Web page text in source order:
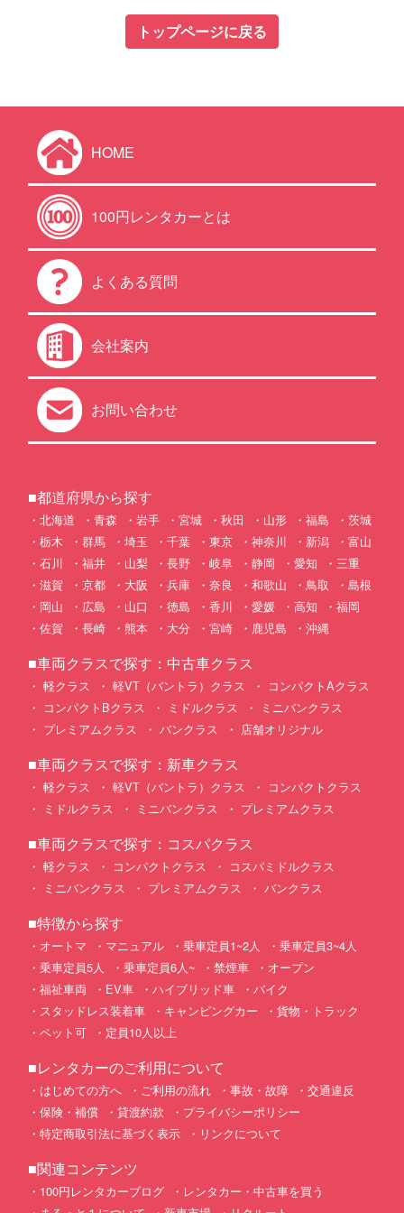
トップページに戻る
HOME
100円レンタカーとは
よくある質問
会社案内
お問い合わせ
■都道府県から探す
北海道 青森 岩手 宮城 秋田 山形 福島
茨城
栃木
群馬 埼玉 千葉 東京 神奈川 新潟
富山
石川
福井 山梨 長野 岐阜 静岡 愛知
三重
滋賀
京都 大阪 兵庫 奈良 和歌山 鳥取
島根
岡山
広島 山口 徳島 香川 愛媛 高知
福岡
佐賀
長崎 熊本 大分 宮崎 鹿児島 沖縄
■車両クラスで探す：中古車クラス
軽クラス 軽VT（バントラ）クラス
コンパクトAクラス
コンパクトBクラス
ミドルクラス
ミニバンクラス
プレミアムクラス
バンクラス 店舗オリジナル
■車両クラスで探す：新車クラス
軽クラス 軽VT（バントラ）クラス
コンパクトクラス
ミドルクラス
ミニバンクラス プレミアムクラス
■車両クラスで探す：コスパクラス
軽クラス コンパクトクラス
コスパミドルクラス
ミニバンクラス
プレミアムクラス バンクラス
■特徴から探す
オートマ マニュアル 乗車定員1~2人
乗車定員3~4人
乗車定員5人
乗車定員6人~ 禁煙車
オープン
福祉車両
EV車 ハイブリッド車
バイク
スタッドレス装着車
キャンピングカー
貨物・トラック
ペット可
定員10人以上
■レンタカーのご利用について
はじめての方へ ご利用の流れ 事故・故障
交通違反
保険・補償
貸渡約款
プライバシーポリシー
特定商取引法に基づく表示
リンクについて
■関連コンテンツ
100円レンタカーブログ
レンタカー・中古車を買う